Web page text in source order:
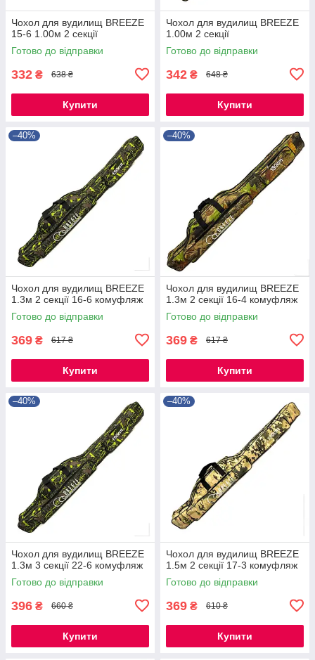
Чохол для вудилищ BREEZE
15-6 1.00м 2 секції
Готово до відправки
332 ₴ 638 ₴
Купити
Чохол для вудилищ BREEZE
1.00м 2 секції
Готово до відправки
342 ₴ 648 ₴
Купити
–40%
Чохол для вудилищ BREEZE
1.3м 2 секції 16-6 комуфляж
Готово до відправки
369 ₴ 617 ₴
Купити
–40%
Чохол для вудилищ BREEZE
1.3м 2 секції 16-4 комуфляж
Готово до відправки
369 ₴ 617 ₴
Купити
–40%
Чохол для вудилищ BREEZE
1.3м 3 секції 22-6 комуфляж
Готово до відправки
396 ₴ 660 ₴
Купити
–40%
Чохол для вудилищ BREEZE
1.5м 2 секції 17-3 комуфляж
Готово до відправки
369 ₴ 610 ₴
Купити